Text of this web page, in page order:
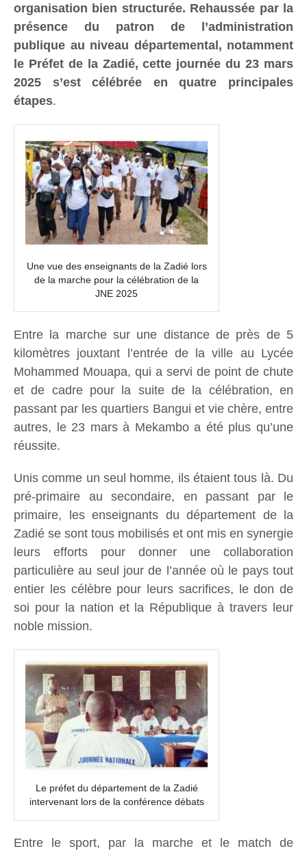
organisation bien structurée. Rehaussée par la
présence du patron de l’administration
publique au niveau départemental, notamment
le Préfet de la Zadié, cette journée du 23 mars
2025 s’est célébrée en quatre principales
étapes.
Une vue des enseignants de la Zadié lors
de la marche pour la célébration de la
JNE 2025
Entre la marche sur une distance de près de 5
kilomètres jouxtant l’entrée de la ville au Lycée
Mohammed Mouapa, qui a servi de point de chute
et de cadre pour la suite de la célébration, en
passant par les quartiers Bangui et vie chère, entre
autres, le 23 mars à Mekambo a été plus qu’une
réussite.
Unis comme un seul homme, ils étaient tous là. Du
pré-primaire au secondaire, en passant par le
primaire, les enseignants du département de la
Zadié se sont tous mobilisés et ont mis en synergie
leurs efforts pour donner une collaboration
particulière au seul jour de l’année où le pays tout
entier les célèbre pour leurs sacrifices, le don de
soi pour la nation et la République à travers leur
noble mission.
Le préfet du département de la Zadié
intervenant lors de la conférence débats
Entre le sport, par la marche et le match de